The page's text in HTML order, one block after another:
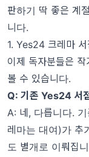
판하기 딱 좋은 계
니다.
1. Yes24 크레마
이제 독자분들은
볼 수 있습니다.
Q: 기존 Yes24 서
A: 네 , 다릅니다. 기
레마는 대여)가 추
도 별개로 이뤄집